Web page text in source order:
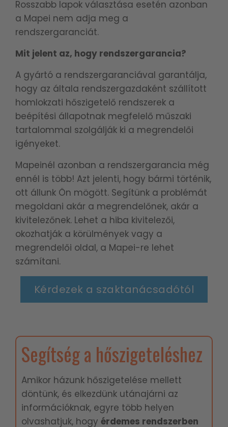
Rosszabb lapok választása esetén azonban
a Mapei nem adja meg a
rendszergaranciát.
Mit jelent az, hogy rendszergarancia?
A gyártó a rendszergaranciával garantálja,
hogy az általa rendszergazdaként szállított
homlokzati hőszigetelő rendszerek a
beépítési állapotnak megfelelő műszaki
tartalommal szolgálják ki a megrendelői
igényeket.
Mapeinél azonban a rendszergarancia még
ennél is több! Azt jelenti, hogy bármi történik,
ott állunk Ön mögött. Segítünk a problémát
megoldani akár a megrendelőnek, akár a
kivitelezőnek. Lehet a hiba kivitelezői,
okozhatják a körülmények vagy a
megrendelői oldal, a Mapei-re lehet
számítani.
Kérdezek a szaktanácsadótól
Segítség a hőszigeteléshez
Amikor házunk hőszigetelése mellett
döntünk, és elkezdünk utánajárni az
információknak, egyre több helyen
olvashatjuk, hogy érdemes rendszerben